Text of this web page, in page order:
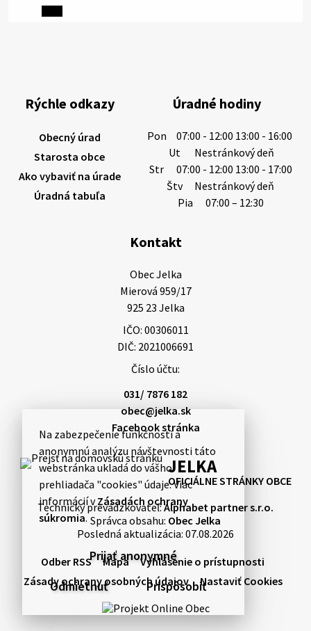
Na zabezpečenie funkčnosti a
anonymnú analýzu návštevnosti táto
webstránka ukladá do vášho
prehliadača "cookies" údaje. Viac
informácií vZásadách ochrany
súkromia.
Prijať anonymné
Odmietnuť
Prispôsobiť
výdatnosti vodárenských zdrojov.
Západoslovenská vodárenská spoločnosť preto
6. augusta 2026 08:12
5. augusta 2026 13:10
Smútočný oznam: 05.08.2026 1/ Vážení obyvatelia!S
hlbokým zármutkom Vám oznamujeme, že vo veku
73 rokov nás opustila Irena Tanková, rodená
Tanková. Pohreb zosnulej bude dňa 6.08.20…
5. augusta 2026 12:59
Miestne oznamy: 03.08.2026
Smútočné oznamy: 03.08.2026 1/ Vážení obyvatelia!S
hlbokým zármutkom Vám oznamujeme, že vo veku
84 rokov nás opustil Ján Letusek. Pohreb zosnulého
bude dňa 4.08.2026 v utorok 10.00…
3. augusta 2026 08:44
31. júla 2026 10:10
JELKA
OFICIÁLNE STRÁNKY OBCE
Technický prevádzkovateľ:Alphabet partner s.r.o.
Správca obsahu: Obec Jelka
Posledná aktualizácia: 07.08.2026
Odber RSS
Mapa
Vyhlásenie o prístupnosti
Zásady ochrany osobných údajov
Nastaviť Cookies
Rýchle odkazy
Obecný úrad
Starosta obce
Ako vybaviť na úrade
Úradná tabuľa
Úradné hodiny
Pon
07:00 - 12:00 13:00 - 16:00
Ut
Nestránkový deň
Str
07:00 - 12:00 13:00 - 17:00
Štv
Nestránkový deň
Pia
07:00 – 12:30
Kontakt
Obec Jelka
Mierová 959/17
925 23 Jelka
IČO: 00306011
DIČ: 2021006691
Číslo účtu:
031/ 7876 182
obec@jelka.sk
Facebook stránka